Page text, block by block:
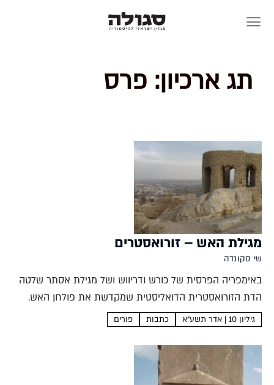
תג ארכיון: פרס
מגילת האש – זורואסטרים
שי סקונדה
באימפריה הפרסית של כורש ודריווש ושל מגילת אסתר שלטה
הדת הזורואסטרית הדואליסטית שמקדשת את פולחן האש.
המפגש בינה לבין התרבות היהודית העלה לפעמים ניצוצות,
ב-16 בנובמבר...
גיליון 10 | אדר תשע"א כתבות פורים